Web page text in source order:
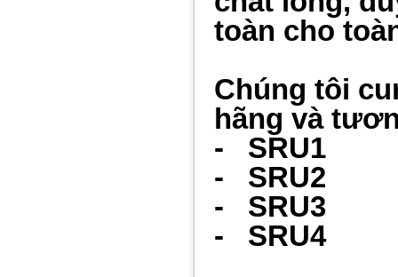
toàn cho
Chúng tôi
hãng và
- SRU1
- SRU2
- SRU3
- SRU4